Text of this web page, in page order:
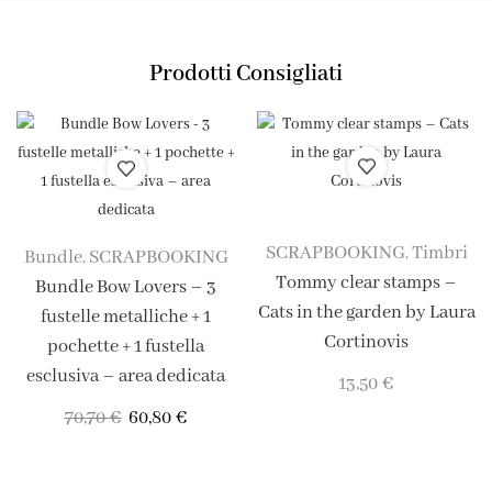
Prodotti Consigliati
Bundle, SCRAPBOOKING
Bundle Bow Lovers – 3
fustelle metalliche + 1
pochette + 1 fustella
esclusiva – area dedicata
70,70€ 60,80€
SCRAPBOOKING, Timbri
Tommy clear stamps –
Cats in the garden by Laura
Cortinovis
13,50€